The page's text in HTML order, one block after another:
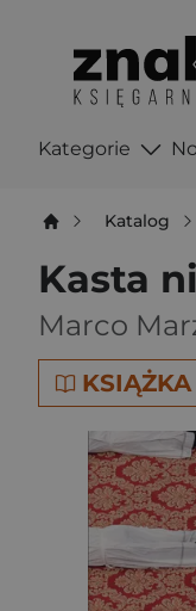
Kategorie
Katalog
Kasta
Marco
KSIĄŻKA